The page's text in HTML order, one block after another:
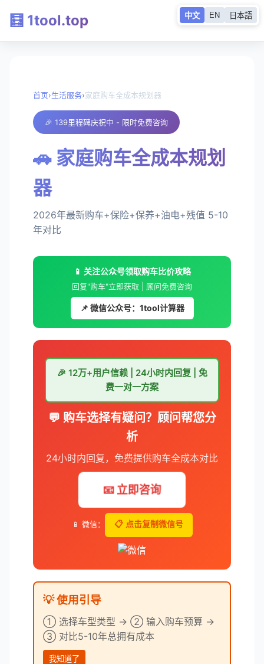
中文 EN 日本語
🧮 1tool.top
首页›生活服务›家庭购车全成本规划器
🎉 139里程碑庆祝中 - 限时免费咨询
🚗 家庭购车全成本规划
器
2026年最新购车+保险+保养+油电+残值 5-10
年对比
📱 关注公众号领取购车比价攻略
回复"购车"立即获取 | 顾问免费咨询
📌 微信公众号：1tool计算器
🎉 12万+用户信赖 | 24小时内回复 | 免
费一对一方案
💬 购车选择有疑问？顾问帮您分
析
24小时内回复，免费提供购车全成本对比
📧 立即咨询
📱 微信： 📋 点击复制微信号
💡 使用引导
① 选择车型类型 → ② 输入购车预算 →
③ 对比5-10年总拥有成本
我知道了